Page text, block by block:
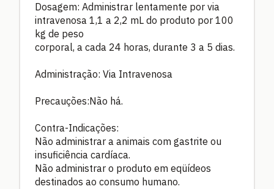
Dosagem: Administrar lentamente por via
intravenosa 1,1 a 2,2 mL do produto por 100
kg de peso
corporal, a cada 24 horas, durante 3 a 5 dias.
Administração: Via Intravenosa
Precauções:Não há.
Contra-Indicações:
Não administrar a animais com gastrite ou
insuficiência cardíaca.
Não administrar o produto em eqüídeos
destinados ao consumo humano.